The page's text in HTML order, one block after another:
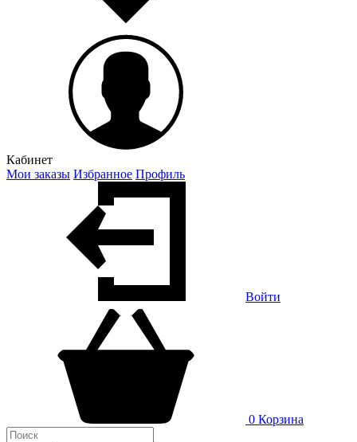
Кабинет
Мои заказы Избранное Профиль
Войти
0 Корзина